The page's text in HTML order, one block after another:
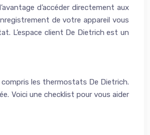
d’accéder directement aux
de votre appareil vous
L’espace client De Dietrich est un
les thermostats De Dietrich.
Voici une checklist pour vous aider